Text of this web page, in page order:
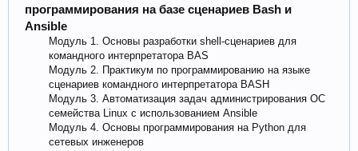
программирования на базе сценариев Bash и
Ansible
Модуль 1. Основы разработки shell-сценариев для
командного интерпретатора BAS
Модуль 2. Практикум по программированию на языке
сценариев командного интерпретатора BASH
Модуль 3. Автоматизация задач администрирования ОС
семейства Linux с использованием Ansible
Модуль 4. Основы программирования на Python для
сетевых инженеров